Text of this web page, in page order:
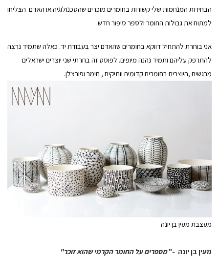
הבחירות המנחמות שלי קשורות בחומרים מוכרים שהטכנולוגיה או האדם הצליחו
למתוח את גבולות החומר ולספר סיפור חדש.
אני בוחרת להתחיל דווקא בחומרים שהאדם יצר בעבודת יד. כאלה שתמיד נרצה
להתרפק עליהם ותמיד נהנה מיופים. לפוסט זה בחרתי שני יוצרים ישראלים
מרגשים ,היוצרים בחומרים קדומים וותיקים , חימר ופורצלן.
מעצבת מעין בן יונה
מעין בן יונה -"מספרים על החומר הקרמי שהוא זוכר"